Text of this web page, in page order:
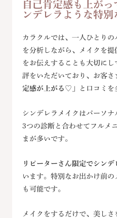
自己肯定感も上が
ンデレラような特
カラクルでは、一人ひとり
を分析しながら、メイクを
をお伝えすることも大切に
評をいただいており、お客さ
定感が上がる♡」
と口コミを
シンデレラメイクはパーソ
3つの診断と合わせてフルメ
まが多いです。
リピーターさん限定でシン
います。特別なお出かけ前
も可能です。
メイクをするだけで、美し